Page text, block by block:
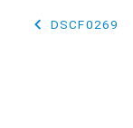
投
DSCF0269